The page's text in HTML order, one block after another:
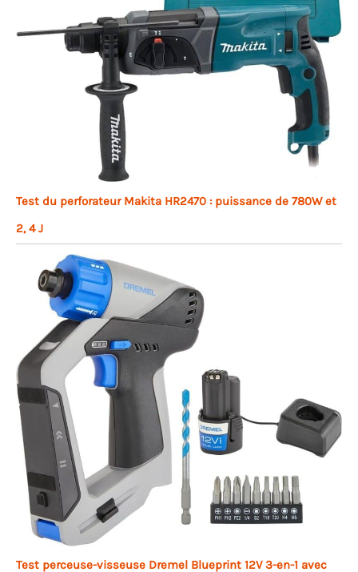
Test du perforateur Makita HR2470 : puissance de 780W et
2, 4 J
Test perceuse-visseuse Dremel Blueprint 12V 3-en-1 avec